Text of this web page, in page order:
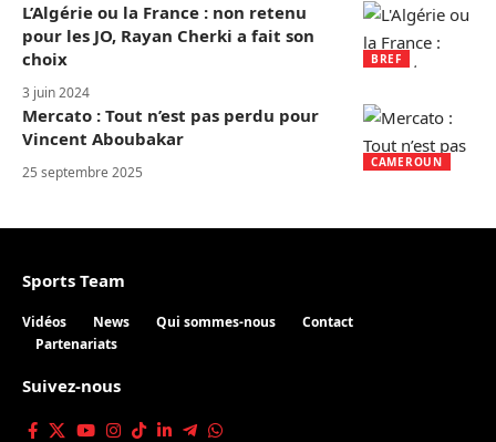
BREF
L’Algérie ou la France : non retenu
pour les JO, Rayan Cherki a fait son
choix
3 juin 2024
CAMEROUN
Mercato : Tout n’est pas perdu pour
Vincent Aboubakar
25 septembre 2025
Sports Team
Vidéos News Qui sommes-nous
Contact
Partenariats
Suivez-nous